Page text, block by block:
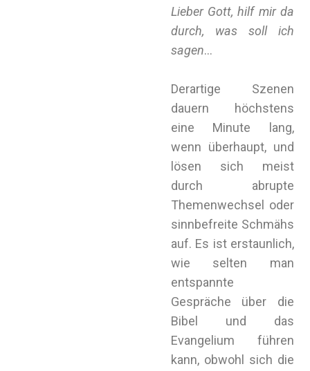
Lieber Gott, hilf mir da
durch, was soll ich
sagen…
Derartige Szenen
dauern höchstens
eine Minute lang,
wenn überhaupt, und
lösen sich meist
durch abrupte
Themenwechsel oder
sinnbefreite Schmähs
auf. Es ist erstaunlich,
wie selten man
entspannte
Gespräche über die
Bibel und das
Evangelium führen
kann, obwohl sich die